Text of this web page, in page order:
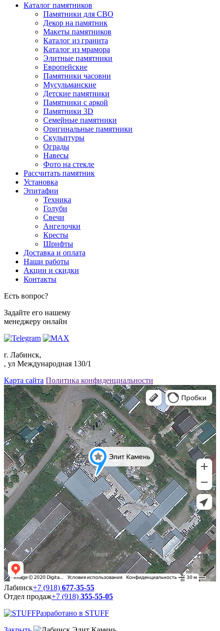
Каталог памятников
Памятники для СВО
Декор на памятник
Макеты памятников
Каталог из гранита
Каталог из мрамора
Элитные памятники
Европейские
Памятники часовни
Мусульманские
Детские памятники
Памятники с аркой
Памятники 3D
Семейные памятники
Оригинальные памятники
Скульптуры
Ограды
Навесы
Фото на стекле
Рассчитать памятник
Установка
Эпитафии
Техника
Голуби
Свечи
Ангелочки
Кресты
Шрифты
Доставка и оплата
Наши работы
Акции и скидки
Контакты
Есть вопрос?
Задайте его нашему
менеджеру онлайн
г. Лабинск,
, ул Международная 130/1
Карта сайта Политика конфиденциальности
Лабинск+7 (918) 677-35-55
Отдел продаж+7 (918) 355-55-05
Разработано в STUFF